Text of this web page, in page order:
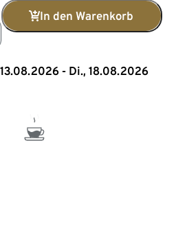
In den Warenkorb
- Di., 18.08.2026